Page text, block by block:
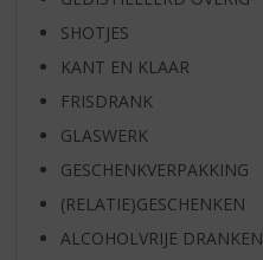
SHOTJES
KANT EN KLAAR
FRISDRANK
GLASWERK
GESCHENKVERPAKKING
(RELATIE)GESCHENKEN
ALCOHOLVRIJE DRANKEN